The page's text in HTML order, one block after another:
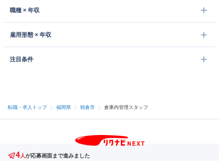
職種 × 年収
雇用形態 × 年収
注目条件
4人が応募画面まで進みました
転職・求人トップ / 福岡県 / 朝倉市 / 倉庫内管理スタッフ